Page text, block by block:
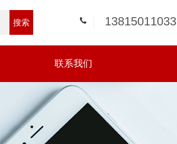
搜索 13815011033
联系我们